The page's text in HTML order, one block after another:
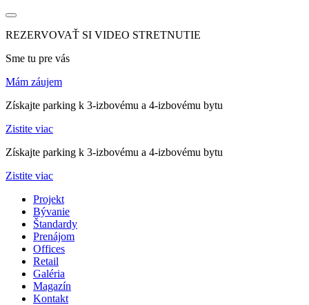
REZERVOVAŤ SI VIDEO STRETNUTIE
Sme tu pre vás
Mám záujem
Získajte parking k 3-izbovému a 4-izbovému bytu
Zistite viac
Získajte parking k 3-izbovému a 4-izbovému bytu
Zistite viac
Projekt
Bývanie
Štandardy
Prenájom
Offices
Retail
Galéria
Magazín
Kontakt